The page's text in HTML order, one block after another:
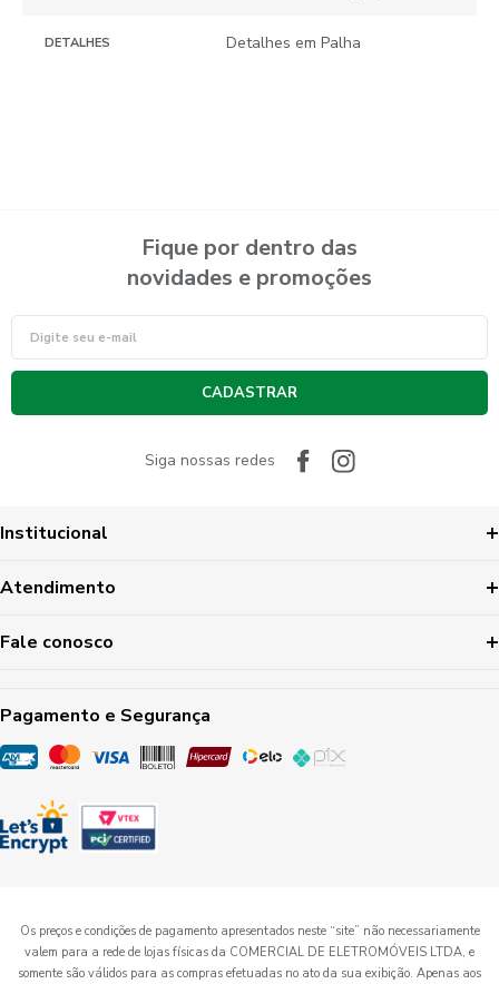
DETALHES Detalhes em Palha
Fique por dentro das
novidades e promoções
CADASTRAR
Siga nossas redes
Institucional
Atendimento
Fale conosco
Pagamento e Segurança
Os preços e condições de pagamento apresentados neste “site” não necessariamente
valem para a rede de lojas físicas da COMERCIAL DE ELETROMÓVEIS LTDA, e
somente são válidos para as compras efetuadas no ato da sua exibição. Apenas aos